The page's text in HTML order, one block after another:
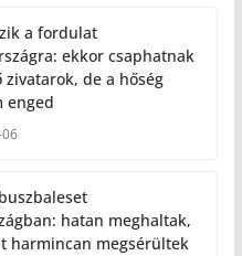
a fordulat
ekkor csaphatnak
zivatarok, de a hőség
enged
hatan meghaltak,
harmincan megsérültek